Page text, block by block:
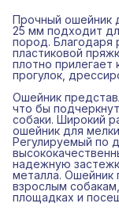
Прочный ошейник
25 мм подходит
пород. Благодаря
пластиковой
плотно
прогулок,
Ошейник
что бы
собаки. Широкий
ошейник для
Регулируемый по
надежную
металла. Ошейник
взрослым
площадках и